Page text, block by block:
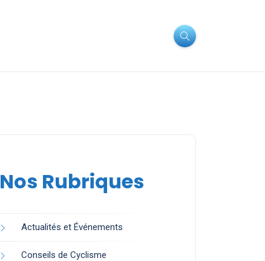
Nos Rubriques
Actualités et Événements
Conseils de Cyclisme